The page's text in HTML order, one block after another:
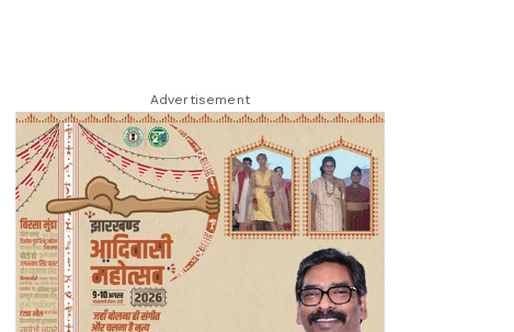
Advertisement